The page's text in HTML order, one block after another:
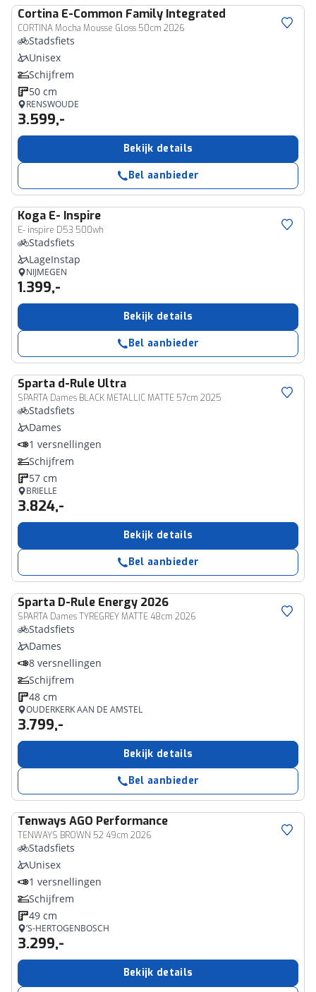
Cortina E-Common Family Integrated
CORTINA Mocha Mousse Gloss 50cm 2026
Stadsfiets
Unisex
Schijfrem
50 cm
RENSWOUDE
3.599,-
Bekijk details
Bel aanbieder
Koga E- Inspire
E- inspire D53 500wh
Stadsfiets
LageInstap
NIJMEGEN
1.399,-
Bekijk details
Bel aanbieder
Sparta d-Rule Ultra
SPARTA Dames BLACK METALLIC MATTE 57cm 2025
Stadsfiets
Dames
1 versnellingen
Schijfrem
57 cm
BRIELLE
3.824,-
Bekijk details
Bel aanbieder
Sparta D-Rule Energy 2026
SPARTA Dames TYREGREY MATTE 48cm 2026
Stadsfiets
Dames
8 versnellingen
Schijfrem
48 cm
OUDERKERK AAN DE AMSTEL
3.799,-
Bekijk details
Bel aanbieder
Tenways AGO Performance
TENWAYS BROWN 52 49cm 2026
Stadsfiets
Unisex
1 versnellingen
Schijfrem
49 cm
’S-HERTOGENBOSCH
3.299,-
Bekijk details